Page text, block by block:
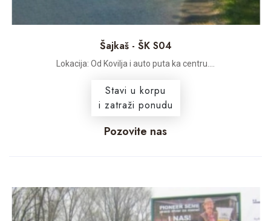
Šajkaš - ŠK S04
Lokacija: Od Kovilja i auto puta ka centru....
Stavi u korpu
i zatraži ponudu
Pozovite nas